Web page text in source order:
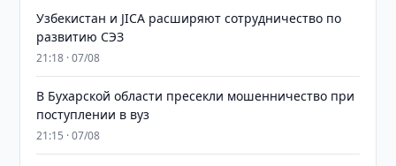
Узбекистан и JICA расширяют сотрудничество по
развитию СЭЗ
21:18 · 07/08
В Бухарской области пресекли мошенничество при
поступлении в вуз
21:15 · 07/08